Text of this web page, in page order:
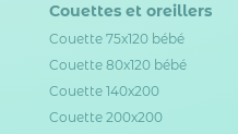
Couettes et oreillers
Couette 75x120 bébé
Couette 80x120 bébé
Couette 140x200
Couette 200x200